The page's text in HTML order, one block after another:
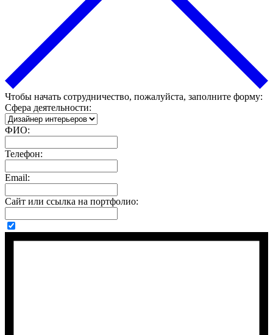
Чтобы начать сотрудничество, пожалуйста, заполните форму:
Сфера деятельности:
ФИО:
Телефон:
Email:
Сайт или ссылка на портфолио: